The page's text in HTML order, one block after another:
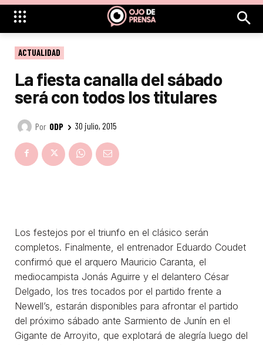
ACTUALIDAD
La fiesta canalla del sábado
será con todos los titulares
Por ODP 30 julio, 2015
Los festejos por el triunfo en el clásico serán
completos. Finalmente, el entrenador Eduardo Coudet
confirmó que el arquero Mauricio Caranta, el
mediocampista Jonás Aguirre y el delantero César
Delgado, los tres tocados por el partido frente a
Newell’s, estarán disponibles para afrontar el partido
del próximo sábado ante Sarmiento de Junín en el
Gigante de Arroyito, que explotará de alegría luego del